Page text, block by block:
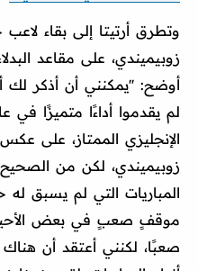
وتطرق أرتيتا إلى بقاء
زوبيميندي، على مقاعد
أوضح: ''يمكنني أن أذكر لك
لم يقدموا أداءًا متميزًا في
الإنجليزي الممتاز، على
زوبيميندي، لكن من
المباريات التي لم يسبق
موقفٍ صعبٍ في بعض
صعبًا، لكنني أعتقد أن